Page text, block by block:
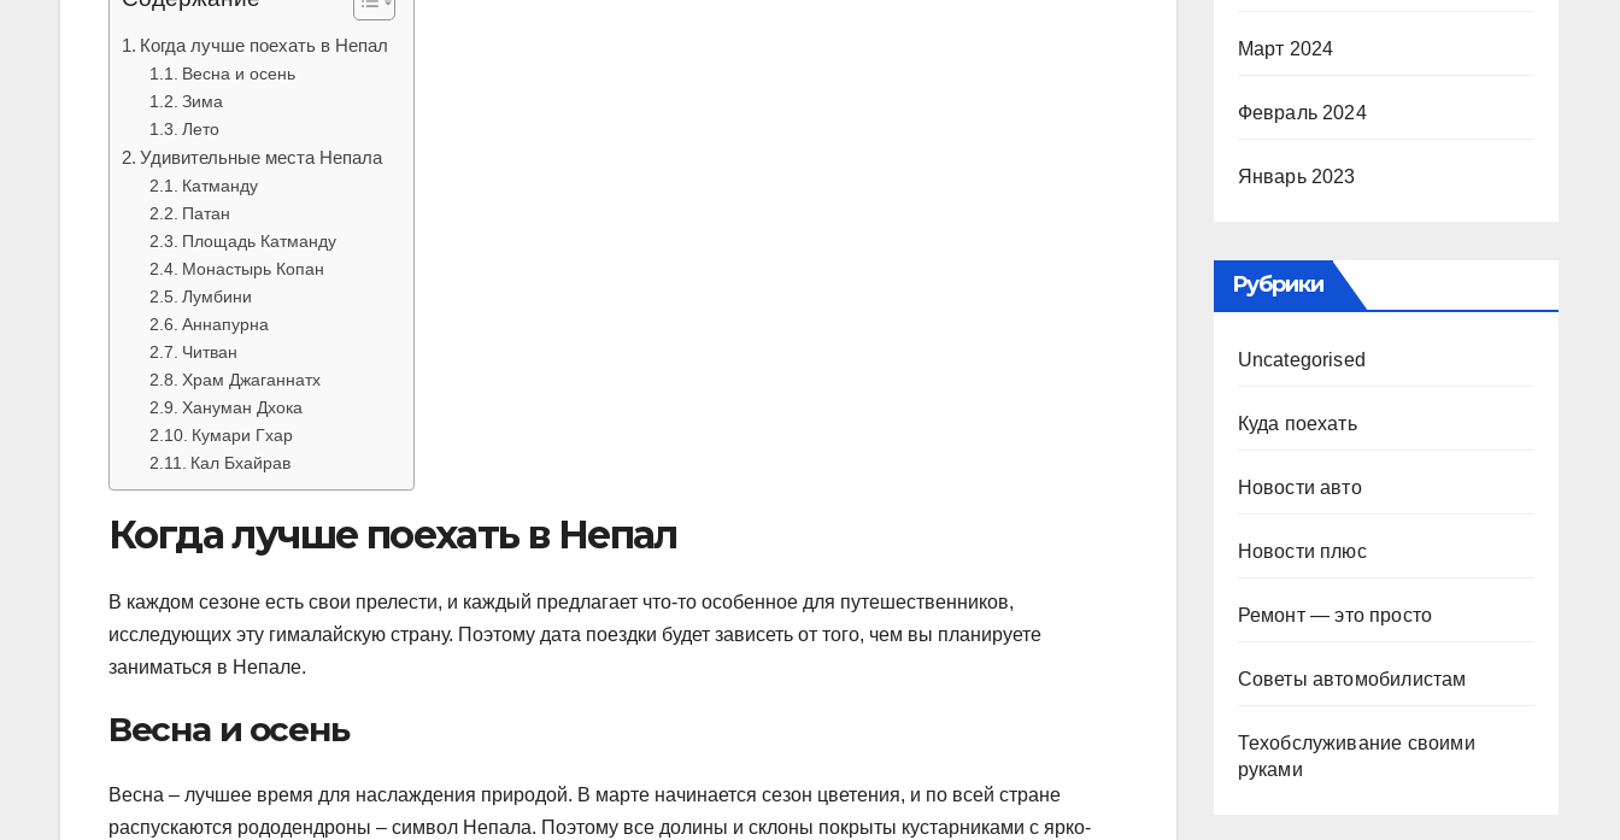
Когда лучше поехать в Непал
Весна и осень
Зима
Лето
Удивительные места Непала
Катманду
Патан
Площадь Катманду
Монастырь Копан
Лумбини
Аннапурна
Читван
Храм Джаганнатх
Хануман Дхока
Кумари Гхар
Кал Бхайрав
Когда лучше поехать в Непал
В каждом сезоне есть свои прелести, и каждый предлагает что-то особенное для путешественников,
исследующих эту гималайскую страну. Поэтому дата поездки будет зависеть от того, чем вы планируете
заниматься в Непале.
Весна и осень
Весна – лучшее время для наслаждения природой. В марте начинается сезон цветения, и по всей стране
распускаются рододендроны – символ Непала. Поэтому все долины и склоны покрыты кустарниками с ярко-
Март 2024
Февраль 2024
Январь 2023
Рубрики
Uncategorised
Куда поехать
Новости авто
Новости плюс
Ремонт — это просто
Советы автомобилистам
Техобслуживание своими
руками